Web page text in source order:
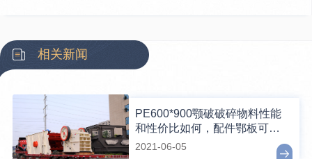
相关新闻
PE600*900颚破破碎物料性能
和性价比如何，配件鄂板可换
吗？
2021-06-05